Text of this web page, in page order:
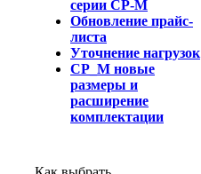
серии СР-М
Обновление прайс-
листа
Уточнение нагрузок
СР_М новые
размеры и
расширение
комплектации